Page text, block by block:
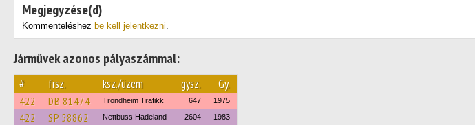
Megjegyzése(d)
Kommenteléshez be kell jelentkezni.
Járművek azonos pályaszámmal:
# frsz. ksz./üzem gysz. Gy.
422 DB 81474 Trondheim Trafikk 647 1975
422 SP 58862 Nettbuss Hadeland 2604 1983